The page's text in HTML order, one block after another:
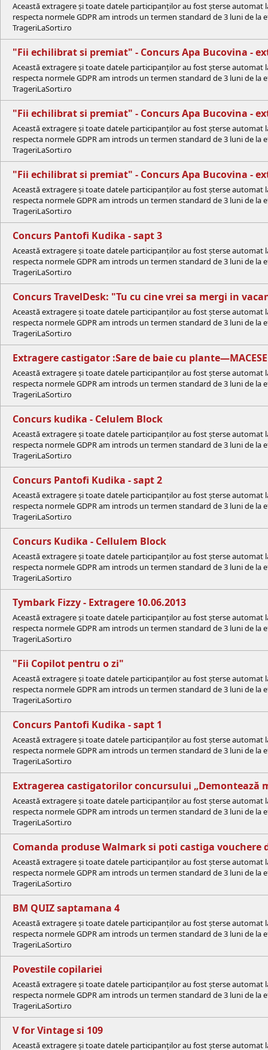
Această extragere și toate datele participanților au fost șterse
respecta normele GDPR am introds un termen standard de 3 luni de
TrageriLaSorti.ro
"Fii echilibrat si premiat" - Concurs Apa Bucovina -
Această extragere și toate datele participanților au fost șterse
respecta normele GDPR am introds un termen standard de 3 luni de
TrageriLaSorti.ro
"Fii echilibrat si premiat" - Concurs Apa Bucovina -
Această extragere și toate datele participanților au fost șterse
respecta normele GDPR am introds un termen standard de 3 luni de
TrageriLaSorti.ro
"Fii echilibrat si premiat" - Concurs Apa Bucovina -
Această extragere și toate datele participanților au fost șterse
respecta normele GDPR am introds un termen standard de 3 luni de
TrageriLaSorti.ro
Concurs Pantofi Kudika - sapt 3
Această extragere și toate datele participanților au fost șterse
respecta normele GDPR am introds un termen standard de 3 luni de
TrageriLaSorti.ro
Concurs TravelDesk: "Tu cu cine vrei sa mergi in
Această extragere și toate datele participanților au fost șterse
respecta normele GDPR am introds un termen standard de 3 luni de
TrageriLaSorti.ro
Extragere castigator :Sare de baie cu
Această extragere și toate datele participanților au fost șterse
respecta normele GDPR am introds un termen standard de 3 luni de
TrageriLaSorti.ro
Concurs kudika - Celulem Block
Această extragere și toate datele participanților au fost șterse
respecta normele GDPR am introds un termen standard de 3 luni de
TrageriLaSorti.ro
Concurs Pantofi Kudika - sapt 2
Această extragere și toate datele participanților au fost șterse
respecta normele GDPR am introds un termen standard de 3 luni de
TrageriLaSorti.ro
Concurs Kudika - Cellulem Block
Această extragere și toate datele participanților au fost șterse
respecta normele GDPR am introds un termen standard de 3 luni de
TrageriLaSorti.ro
Tymbark Fizzy - Extragere 10.06.2013
Această extragere și toate datele participanților au fost șterse
respecta normele GDPR am introds un termen standard de 3 luni de
TrageriLaSorti.ro
"Fii Copilot pentru o zi"
Această extragere și toate datele participanților au fost șterse
respecta normele GDPR am introds un termen standard de 3 luni de
TrageriLaSorti.ro
Concurs Pantofi Kudika - sapt 1
Această extragere și toate datele participanților au fost șterse
respecta normele GDPR am introds un termen standard de 3 luni de
TrageriLaSorti.ro
Extragerea castigatorilor concursului
Această extragere și toate datele participanților au fost șterse
respecta normele GDPR am introds un termen standard de 3 luni de
TrageriLaSorti.ro
Comanda produse Walmark si poti castiga vouchere
Această extragere și toate datele participanților au fost șterse
respecta normele GDPR am introds un termen standard de 3 luni de
TrageriLaSorti.ro
BM QUIZ saptamana 4
Această extragere și toate datele participanților au fost șterse
respecta normele GDPR am introds un termen standard de 3 luni de
TrageriLaSorti.ro
Povestile copilariei
Această extragere și toate datele participanților au fost șterse
respecta normele GDPR am introds un termen standard de 3 luni de
TrageriLaSorti.ro
V for Vintage si 109
Această extragere și toate datele participanților au fost șterse